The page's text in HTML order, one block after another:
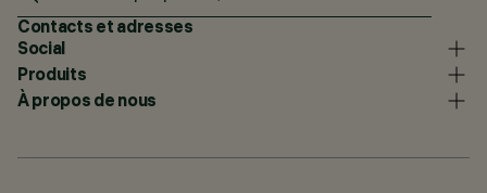
Contacts et adresses
Social
Produits
À propos de nous